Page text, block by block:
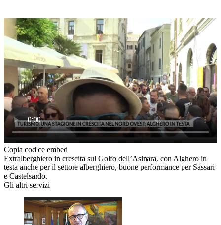
Copia codice embed
Extralberghiero in crescita sul Golfo dell’Asinara, con Alghero in
testa anche per il settore alberghiero, buone performance per Sassari
e Castelsardo.
Gli altri servizi